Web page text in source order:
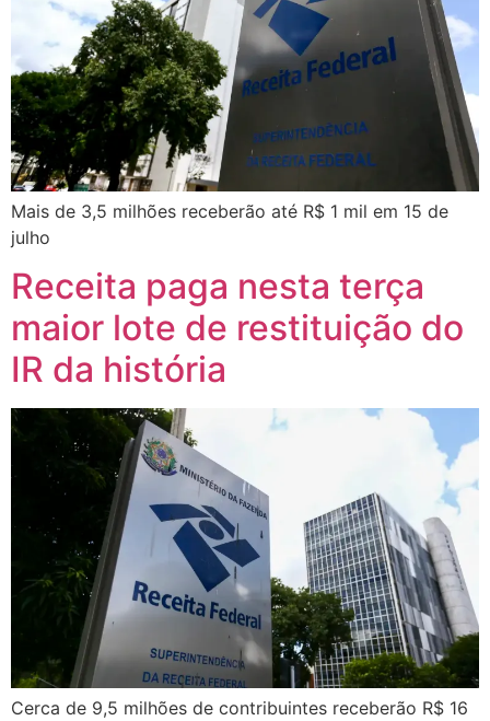
Mais de 3,5 milhões receberão até R$ 1 mil em 15 de
julho
Receita paga nesta terça
maior lote de restituição do
IR da história
Cerca de 9,5 milhões de contribuintes receberão R$ 16